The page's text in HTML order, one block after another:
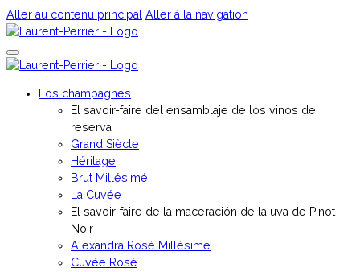
Aller au contenu principal Aller à la navigation
Los champagnes
El savoir-faire del ensamblaje de los vinos de
reserva
Grand Siècle
Héritage
Brut Millésimé
La Cuvée
El savoir-faire de la maceración de la uva de Pinot
Noir
Alexandra Rosé Millésimé
Cuvée Rosé